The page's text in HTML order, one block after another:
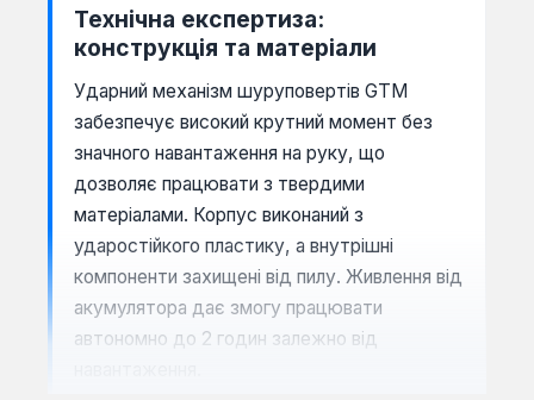
Технічна експертиза:
конструкція та матеріали
Ударний механізм шуруповертів GTM
забезпечує високий крутний момент без
значного навантаження на руку, що
дозволяє працювати з твердими
матеріалами. Корпус виконаний з
ударостійкого пластику, а внутрішні
компоненти захищені від пилу. Живлення від
акумулятора дає змогу працювати
автономно до 2 годин залежно від